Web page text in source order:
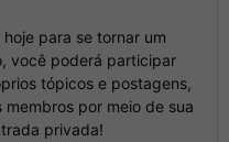
para se tornar um
você poderá participar
tópicos e postagens,
por meio de sua
privada!